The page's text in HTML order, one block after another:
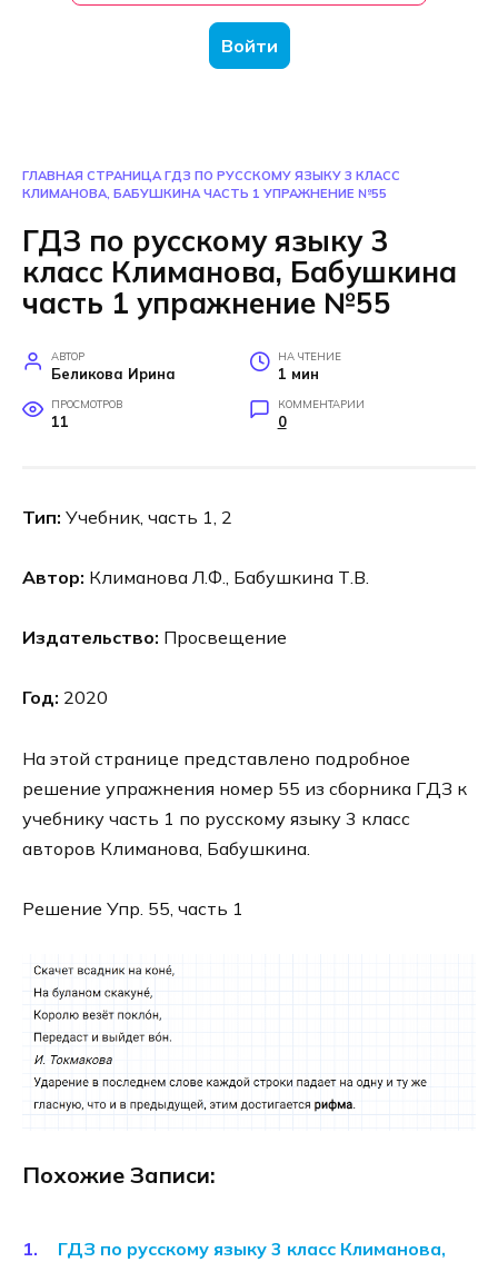
Войти
ГЛАВНАЯ СТРАНИЦА ГДЗ ПО РУССКОМУ ЯЗЫКУ 3 КЛАСС
КЛИМАНОВА, БАБУШКИНА ЧАСТЬ 1 УПРАЖНЕНИЕ №55
ГДЗ по русскому языку 3
класс Климанова, Бабушкина
часть 1 упражнение №55
АВТОР
Беликова Ирина
НА ЧТЕНИЕ
1 мин
ПРОСМОТРОВ
11
КОММЕНТАРИИ
0
Тип: Учебник, часть 1, 2
Автор: Климанова Л.Ф., Бабушкина Т.В.
Издательство: Просвещение
Год: 2020
На этой странице представлено подробное
решение упражнения номер 55 из сборника ГДЗ к
учебнику часть 1 по русскому языку 3 класс
авторов Климанова, Бабушкина.
Решение Упр. 55, часть 1
Похожие Записи:
ГДЗ по русскому языку 3 класс Климанова,